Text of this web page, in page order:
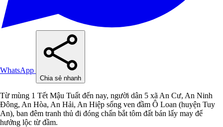
WhatsApp
Chia sẻ nhanh
Từ mùng 1 Tết Mậu Tuất đến nay, người dân 5 xã An Cư, An Ninh
Đông, An Hòa, An Hải, An Hiệp sống ven đầm Ô Loan (huyện Tuy
An), ban đêm tranh thủ đi đóng chấn bắt tôm đất bán lấy may để
hưởng lộc từ đầm.